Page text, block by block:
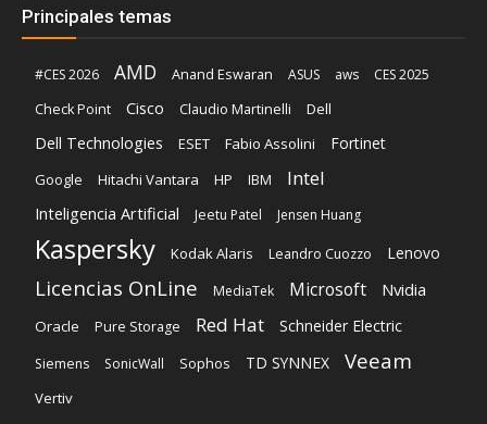
Principales temas
#CES 2026 AMD Anand Eswaran ASUS aws
CES 2025
Check Point
Cisco Claudio Martinelli Dell
Dell Technologies ESET Fabio Assolini Fortinet
Google Hitachi Vantara HP IBM Intel
Inteligencia Artificial Jeetu Patel Jensen Huang
Kaspersky Kodak Alaris Leandro Cuozzo Lenovo
Licencias OnLine MediaTek Microsoft Nvidia
Oracle Pure Storage Red Hat Schneider Electric
Siemens SonicWall Sophos TD SYNNEX Veeam
Vertiv